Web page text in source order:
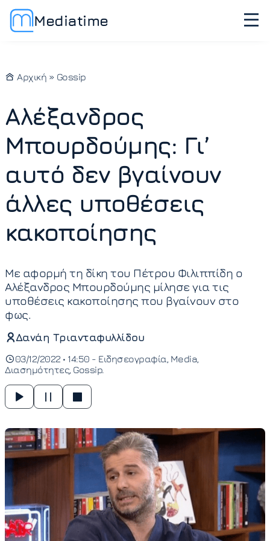
Mediatime
Αρχική » Gossip
Αλέξανδρος
Μπουρδούμης: Γι’
αυτό δεν βγαίνουν
άλλες υποθέσεις
κακοποίησης
Με αφορμή τη δίκη του Πέτρου Φιλιππίδη ο
Αλέξανδρος Μπουρδούμης μίλησε για τις
υποθέσεις κακοποίησης που βγαίνουν στο
φως.
Δανάη Τριανταφυλλίδου
03/12/2022 • 14:50 - Ειδησεογραφία Media
Διασημότητες Gossip